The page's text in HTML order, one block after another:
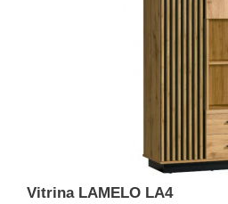
Vitrina LAMELO LA4